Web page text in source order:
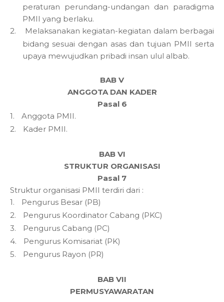
peraturan perundang-undangan dan paradigma
PMII yang berlaku.
2.
Melaksanakan kegiatan-kegiatan dalam berbagai
bidang sesuai dengan asas dan tujuan PMII serta
upaya mewujudkan pribadi insan ulul albab.
BAB V
ANGGOTA DAN KADER
Pasal 6
1.
Anggota PMII.
2.
Kader PMII.
BAB VI
STRUKTUR ORGANISASI
Pasal 7
Struktur organisasi PMII terdiri dari :
1.
Pengurus Besar (PB)
2.
Pengurus Koordinator Cabang (PKC)
3.
Pengurus Cabang (PC)
4.
Pengurus Komisariat (PK)
5.
Pengurus Rayon (PR)
BAB VII
PERMUSYAWARATAN